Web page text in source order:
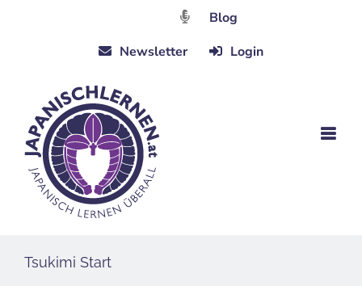
Blog
Newsletter
Login
Tsukimi Start